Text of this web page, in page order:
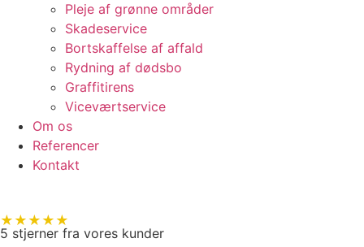
Pleje af grønne områder
Skadeservice
Bortskaffelse af affald
Rydning af dødsbo
Graffitirens
Viceværtservice
Om os
Referencer
Kontakt
★★★★★
5 stjerner fra vores kunder